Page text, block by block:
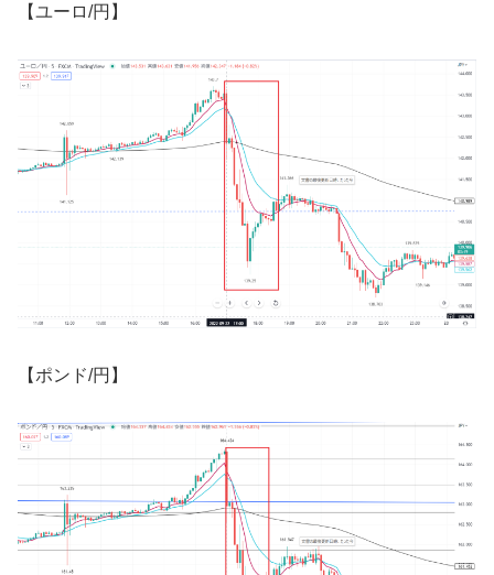
【ユーロ/円】
【ポンド/円】